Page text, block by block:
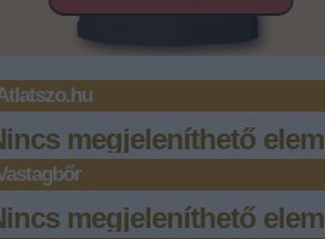
megjeleníthető elem
megjeleníthető elem